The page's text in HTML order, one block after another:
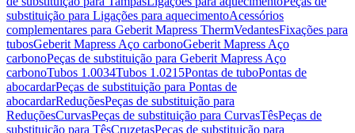
substituição para Ligações para aquecimentoAcessórios
complementares para Geberit Mapress ThermVedantesFixações para
tubosGeberit Mapress Aço carbonoGeberit Mapress Aço
carbonoPeças de substituição para Geberit Mapress Aço
carbonoTubos 1.0034Tubos 1.0215Pontas de tuboPontas de
abocardarPeças de substituição para Pontas de
abocardarReduçõesPeças de substituição para
ReduçõesCurvasPeças de substituição para CurvasTêsPeças de
substituição para TêsCruzetasPeças de substituição para